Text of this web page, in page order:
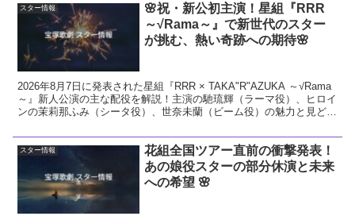
スター情報
🌸祝・新公初主演！星組『RRR
～√Rama～』で新世代のスター
が挑む、熱い奇跡への期待🌸
2026年8月7日に発表された星組『RRR × TAKA"R"AZUKA ～√Rama
～』新人公演の主な配役を解説！主演の馳琉輝（ラーマ役）、ヒロイ
ンの茉莉那ふみ（シータ役）、世奈未蘭（ビーム役）の魅力と見どこ
スター情報
花組全国ツアー直前の衝撃発表！
あの娘役スターの部分休演と未来
への希望 🌸